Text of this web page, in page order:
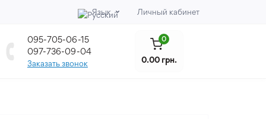
Язык Личный кабинет
095-705-06-15
097-736-09-04
Заказать звонок
0
0.00 грн.